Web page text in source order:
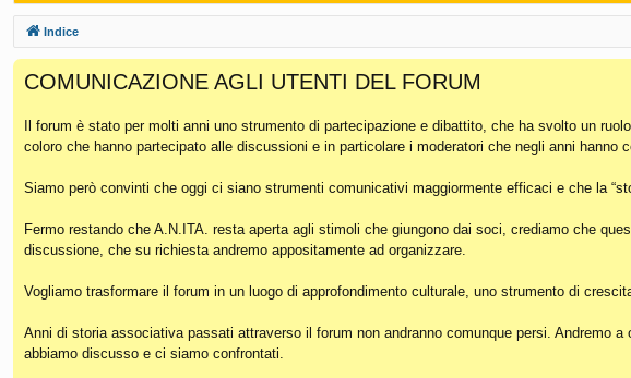
eg
a
m
en
ti
Ra
di
Indice
COMUNICAZIONE AGLI UTENTI DEL FORUM
Il forum è stato per molti anni uno strumento di partecipazione e dibattito, che ha svolto un
coloro che hanno partecipato alle discussioni e in particolare i moderatori che negli anni hanno
Siamo però convinti che oggi ci siano strumenti comunicativi maggiormente efficaci e che la
Fermo restando che A.N.ITA. resta aperta agli stimoli che giungono dai soci, crediamo che
discussione, che su richiesta andremo appositamente ad organizzare.
Vogliamo trasformare il forum in un luogo di approfondimento culturale, uno strumento di
Anni di storia associativa passati attraverso il forum non andranno comunque persi. Andremo
abbiamo discusso e ci siamo confrontati.